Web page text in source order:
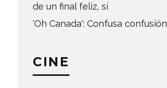
de un final feliz, sí
'Oh Canada': Confusa confusión
CINE